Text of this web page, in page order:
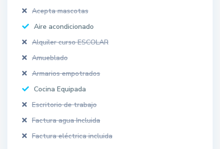
Acepta mascotas
Aire acondicionado
Alquiler curso ESCOLAR
Amueblado
Armarios empotrados
Cocina Equipada
Escritorio de trabajo
Factura agua Incluida
Factura eléctrica incluida